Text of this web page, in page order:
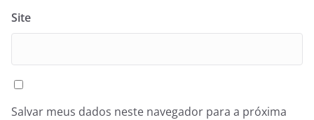
Site
Salvar meus dados neste navegador para a próxima